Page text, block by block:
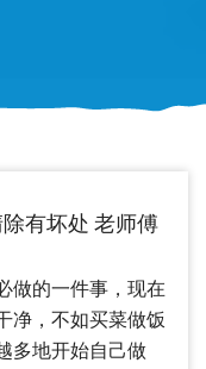
有坏处 老师傅
做的一件事，现在
净，不如买菜做饭
多地开始自己做